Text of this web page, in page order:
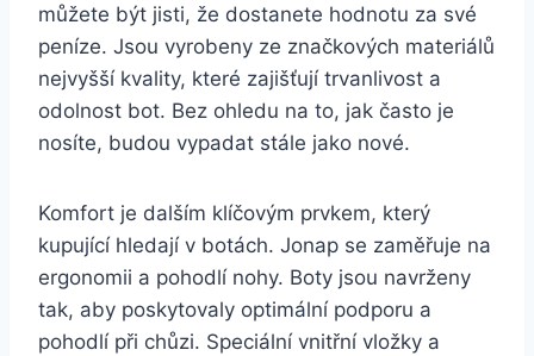
můžete​ být ⁢jisti, že ⁤dostanete hodnotu ⁤za ​své
peníze. Jsou vyrobeny⁣ ze⁤ značkových materiálů
nejvyšší‌ kvality, které zajišťují trvanlivost a
odolnost bot. Bez ohledu na to, jak často je
⁢nosíte, budou ‍vypadat stále jako nové.
Komfort je ⁤dalším klíčovým prvkem, který
kupující ⁤hledají v botách. Jonap se zaměřuje na
ergonomii a ‍pohodlí nohy. Boty jsou ‌navrženy
tak, aby poskytovaly optimální ⁣podporu a
pohodlí ​při ‍chůzi. Speciální vnitřní vložky ‌a